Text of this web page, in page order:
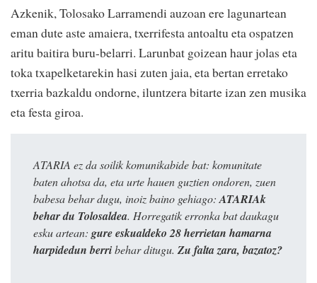
Azkenik, Tolosako Larramendi auzoan ere lagunartean
eman dute aste amaiera, txerrifesta antoaltu eta ospatzen
aritu baitira buru-belarri. Larunbat goizean haur jolas eta
toka txapelketarekin hasi zuten jaia, eta bertan erretako
txerria bazkaldu ondorne, iluntzera bitarte izan zen musika
eta festa giroa.
ATARIA ez da soilik komunikabide bat: komunitate
baten ahotsa da, eta urte hauen guztien ondoren, zuen
babesa behar dugu, inoiz baino gehiago:ATARIAk
behar du Tolosaldea. Horregatik erronka bat daukagu
esku artean: gure eskualdeko 28 herrietan hamarna
harpidedun berribehar ditugu. Zu falta zara, bazatoz?